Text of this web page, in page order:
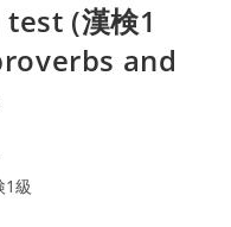
(漢検1
and
1級